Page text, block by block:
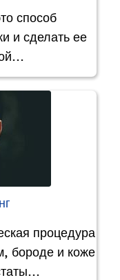
способ
и сделать ее
процедура
бороде и коже